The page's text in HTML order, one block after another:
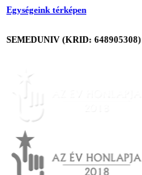
Egységeink térképen
SEMEDUNIV (KRID: 648905308)